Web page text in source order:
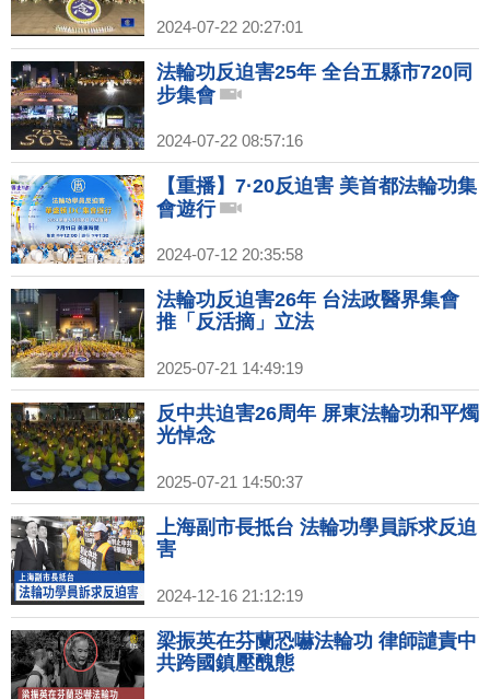
2024-07-22 20:27:01
法輪功反迫害25年 全台五縣市720同
步集會
2024-07-22 08:57:16
【重播】7·20反迫害 美首都法輪功集
會遊行
2024-07-12 20:35:58
法輪功反迫害26年 台法政醫界集會
推「反活摘」立法
2025-07-21 14:49:19
反中共迫害26周年 屏東法輪功和平燭
光悼念
2025-07-21 14:50:37
上海副市長抵台 法輪功學員訴求反迫
害
2024-12-16 21:12:19
梁振英在芬蘭恐嚇法輪功 律師譴責中
共跨國鎮壓醜態